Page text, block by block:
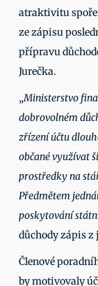
atraktivitu
ze zápisu
přípravu
Jurečka.
„Ministerstvo
dobrovolném
zřízení účtu
občané využívat
prostředky na
Předmětem
poskytování
důchody zápis z
Členové
by motivovaly